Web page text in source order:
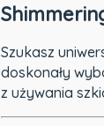
Szukasz
doskonały
z używania